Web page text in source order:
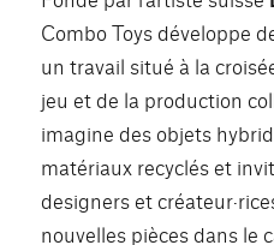
Combo Toys développe
un travail situé à la
jeu et de la production
imagine des objets
matériaux recyclés et
designers et
nouvelles pièces dans le